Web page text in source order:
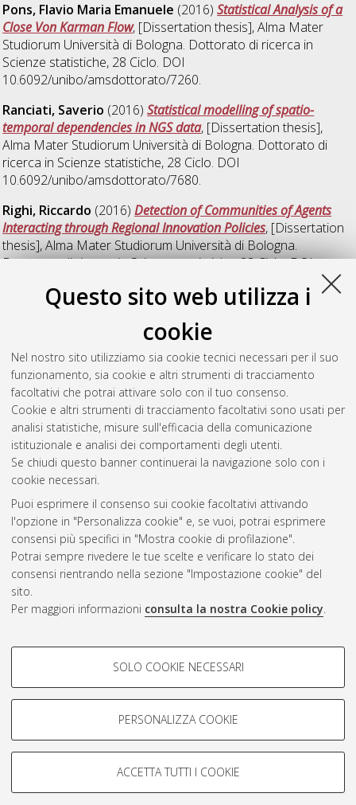
Questo sito web utilizza i
cookie
Nel nostro sito utilizziamo sia cookie tecnici necessari per il suo
funzionamento, sia cookie e altri strumenti di tracciamento
facoltativi che potrai attivare solo con il tuo consenso.
Cookie e altri strumenti di tracciamento facoltativi sono usati per
analisi statistiche, misure sull'efficacia della comunicazione
istituzionale e analisi dei comportamenti degli utenti.
Se chiudi questo banner continuerai la navigazione solo con i
cookie necessari.
Puoi esprimere il consenso sui cookie facoltativi attivando
l'opzione in "Personalizza cookie" e, se vuoi, potrai esprimere
consensi più specifici in "Mostra cookie di profilazione".
Potrai sempre rivedere le tue scelte e verificare lo stato dei
consensi rientrando nella sezione "Impostazione cookie" del
sito.
Per maggiori informazioni consulta la nostra Cookie policy.
COOKIE DI PROFILAZIONE -
Si tratta di cookie utilizzati per analizzare le caratteristiche della
navigazione degli utenti, creare profili in base al loro comportamento
Mostra cookie di profilazione
COOKIE TECNICI - NECESSARI
SOLO COOKIE NECESSARI
PERSONALIZZA COOKIE
ACCETTA TUTTI I COOKIE
Pons, Flavio Maria Emanuele (2016)Statistical Analysis of a
Close Von Karman Flow, [Dissertation thesis], Alma Mater
Studiorum Università di Bologna. Dottorato di ricerca in
Scienze statistiche, 28 Ciclo. DOI
10.6092/unibo/amsdottorato/7260.
Ranciati, Saverio (2016)Statistical modelling of spatio-
temporal dependencies in NGS data, [Dissertation thesis],
Alma Mater Studiorum Università di Bologna. Dottorato di
ricerca in Scienze statistiche, 28 Ciclo. DOI
10.6092/unibo/amsdottorato/7680.
Righi, Riccardo (2016)Detection of Communities of Agents
Interacting through Regional Innovation Policies, [Dissertation
thesis], Alma Mater Studiorum Università di Bologna.
Dottorato di ricerca inScienze statistiche, 28 Ciclo. DOI
Stacchini, Annalisa(2016)Predicting Nominal Data in
Presence of Poor Information. An Application to Air Tickets
[Dissertation thesis], Alma Mater Studiorum Università di
Bologna. Dottorato di ricerca inScienze statistiche , 28 Ciclo.
DOI 10.6092/unibo/amsdottorato/7242.
Questa lista e' stata generata ilSat Aug 8 20:41:32 2026
Atom
Rss 1.0
Rss 2.0
ISSN: 2038-7946
Impostazioni Cookie
Informativa sulla privacy
Condizioni d’uso del sito